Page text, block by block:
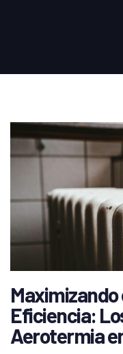
Eficiencia:
Aerotermia